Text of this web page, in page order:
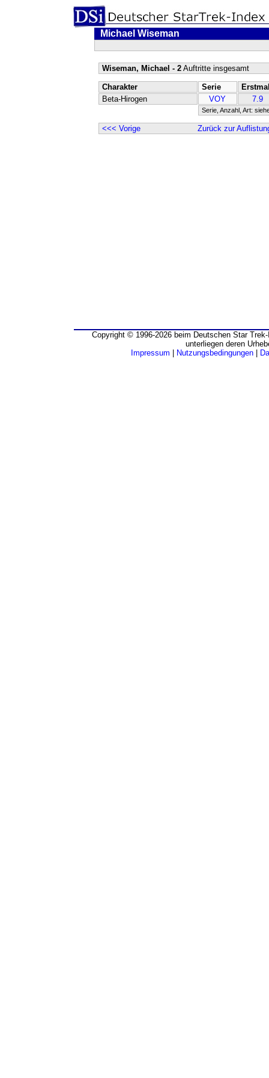
Michael Wiseman
Wiseman, Michael - 2Auftritte insgesamt
Charakter Serie
Beta-Hirogen
VOY 7.9
Serie, Anzahl, Art:
<<< Vorige Zurück zur
Copyright © 1996-2026 beim Deutschen Star
unterliegen deren
Impressum
Nutzungsbedingungen